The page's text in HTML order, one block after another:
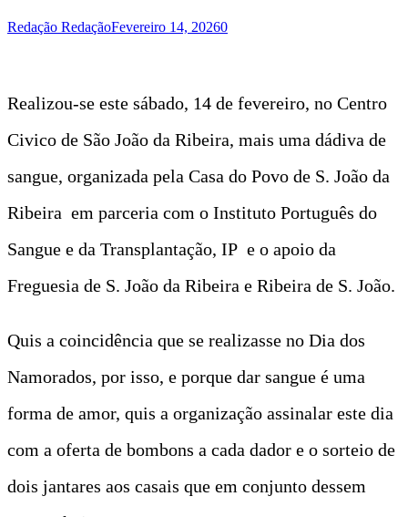
Redação RedaçãoFevereiro 14, 20260
Realizou-se este sábado, 14 de fevereiro, no Centro
Civico de São João da Ribeira, mais uma dádiva de
sangue, organizada pela Casa do Povo de S. João da
Ribeira em parceria com o Instituto Português do
Sangue e da Transplantação, IP e o apoio da
Freguesia de S. João da Ribeira e Ribeira de S. João.
Quis a coincidência que se realizasse no Dia dos
Namorados, por isso, e porque dar sangue é uma
forma de amor, quis a organização assinalar este dia
com a oferta de bombons a cada dador e o sorteio de
dois jantares aos casais que em conjunto dessem